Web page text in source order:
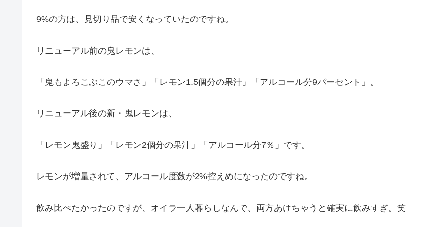
9%の方は、見切り品で安くなっていたのですね。
リニューアル前の鬼レモンは、
「鬼もよろこぶこのウマさ」「レモン1.5個分の果汁」「アルコール分9パーセント」。
リニューアル後の新・鬼レモンは、
「レモン鬼盛り」「レモン2個分の果汁」「アルコール分7％」です。
レモンが増量されて、アルコール度数が2%控えめになったのですね。
飲み比べたかったのですが、オイラ一人暮らしなんで、両方あけちゃうと確実に飲みすぎ。笑